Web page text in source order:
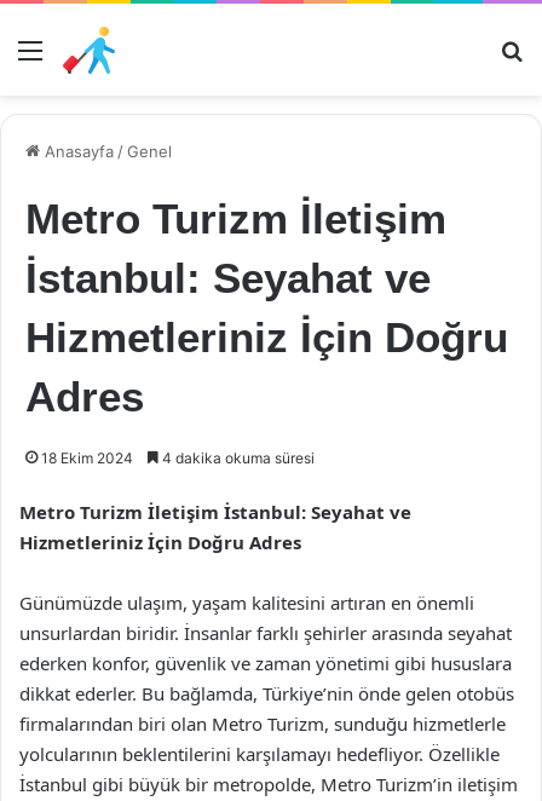
Menü
Anasayfa /Genel
Metro Turizm İletişim
İstanbul: Seyahat ve
Hizmetleriniz İçin Doğru
Adres
18 Ekim 2024 4 dakika okuma süresi
Metro Turizm İletişim İstanbul: Seyahat ve
Hizmetleriniz İçin Doğru Adres
Günümüzde ulaşım, yaşam kalitesini artıran en önemli
unsurlardan biridir. İnsanlar farklı şehirler arasında seyahat
ederken konfor, güvenlik ve zaman yönetimi gibi hususlara
dikkat ederler. Bu bağlamda, Türkiye’nin önde gelen otobüs
firmalarından biri olan Metro Turizm, sunduğu hizmetlerle
yolcularının beklentilerini karşılamayı hedefliyor. Özellikle
İstanbul gibi büyük bir metropolde, Metro Turizm’in iletişim